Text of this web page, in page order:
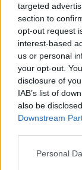
targeted
section to
opt-out request
interest-based
us or personal
your opt-out.
disclosure of
IAB’s list of
also be
Downstream
Please note
Personal